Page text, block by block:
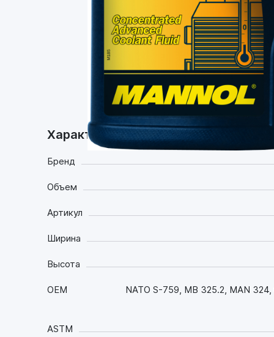
Телеграм
Какое масло
заливать
Характеристики
Бренд
Объем
Артикул
Ширина
Высота
OEM
NATO S-759, MB 325.2, MAN 324,
ASTM